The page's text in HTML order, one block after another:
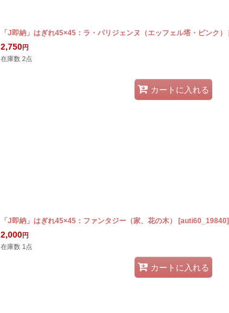
「J即納」はぎれ45×45：ラ・パリジェンヌ（エッフェル塔・ピンク）
2,750円
在庫数 2点
カートに入れる
「J即納」はぎれ45×45：ファンタジー（家、花の木） [auti60_19840]
2,000円
在庫数 1点
カートに入れる